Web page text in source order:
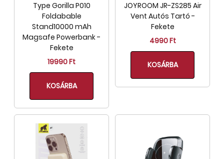
Type Gorilla P010
Foldabable
Stand10000 mAh
Magsafe Powerbank -
Fekete
19990 Ft
KOSÁRBA
JOYROOM JR-ZS285 Air
Vent Autós Tartó -
Fekete
4990 Ft
KOSÁRBA